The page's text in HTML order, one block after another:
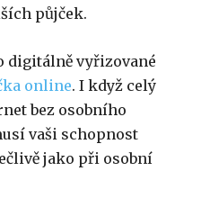
půjček.
digitálně vyřizované
online. I když celý
bez osobního
vaši schopnost
jako při osobní